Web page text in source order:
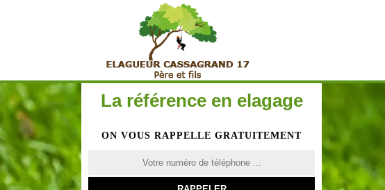
La référence en elagage
ON VOUS RAPPELLE GRATUITEMENT